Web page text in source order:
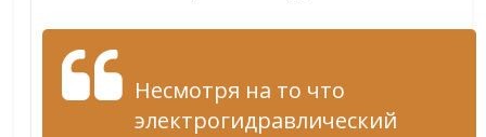
Несмотря на то что
электрогидравлический